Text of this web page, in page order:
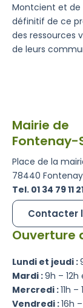
Montcient et de
définitif de ce
des ressources
de leurs
Mairie de
Fontenay-
Place de la
78440
Tel. 01 34 79 11
Contacter
Ouverture
Lundi et jeudi :
Mardi :9h – 12h
Mercredi :11h –
Vendredi :16h